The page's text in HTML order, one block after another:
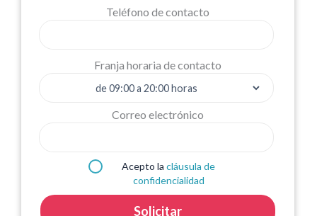
Teléfono de contacto
Franja horaria de contacto
Correo electrónico
Acepto la cláusula de
confidencialidad
Solicitar